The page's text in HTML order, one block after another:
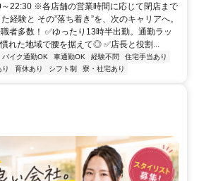
22:30 ※各店舗の営業時間に応じて閉店まで
経験と その”落ち着き”を、次のキャリアへ。
者多数！ ✅ゆったり13時半出勤。通勤ラッ
れた地域で腰を据えて◎ ✅店長と役割...
バイク通勤OK 車通勤OK 経験不問
住宅手当あり
り 育休あり シフト制 寮・社宅あり